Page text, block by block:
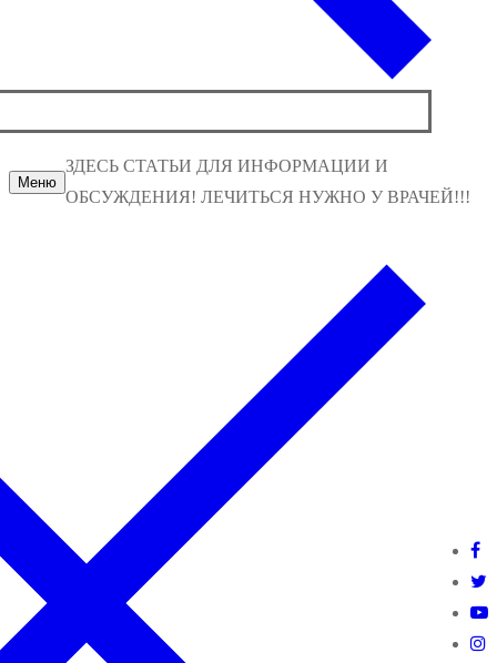
Меню
ЗДЕСЬ СТАТЬИ ДЛЯ ИНФОРМАЦИИ И
ОБСУЖДЕНИЯ! ЛЕЧИТЬСЯ НУЖНО У ВРАЧЕЙ!!!